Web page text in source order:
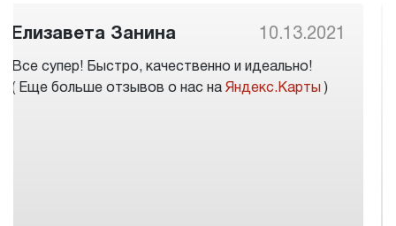
Антон Бакутин 10.08.2021
Отличное автоателье, заказал коврики на
достаточно редкий автомобиль(Chevrolet